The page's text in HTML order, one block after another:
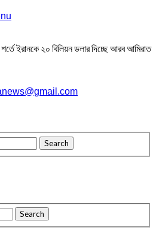
শর্তে ইরানকে ২০ বিলিয়ন ডলার দিচ্ছে আরব আমিরাত